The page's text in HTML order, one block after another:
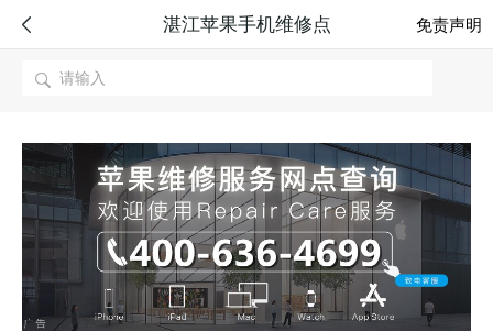
 湛江苹果手机维修点 免责声明
